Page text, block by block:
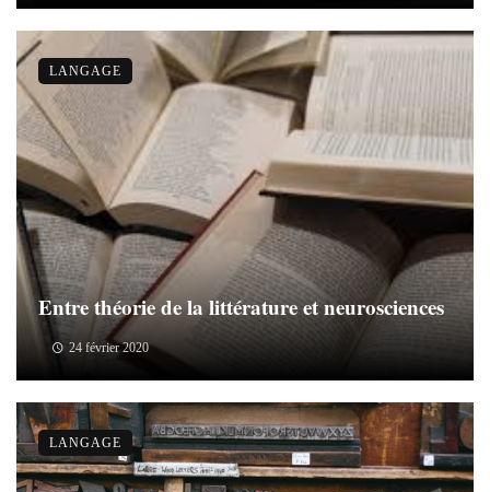
Entre théorie de la littérature et neurosciences
24 février 2020
LANGAGE
LANGAGE